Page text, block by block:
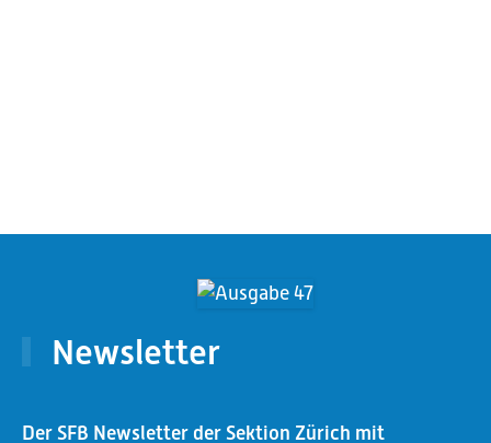
Newsletter
Der SFB Newsletter der Sektion Zürich mit